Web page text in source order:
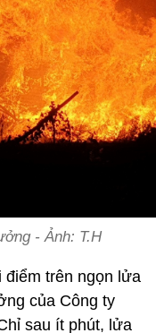
- Ảnh: T.H
điểm trên ngọn lửa
của Công ty
sau ít phút, lửa